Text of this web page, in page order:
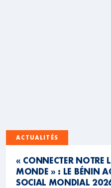
ACTUALITÉS
« CONNECTER NOTRE
MONDE » : LE BÉNIN
SOCIAL MONDIAL